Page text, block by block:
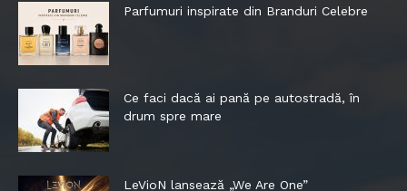
Parfumuri inspirate din Branduri Celebre
Ce faci dacă ai pană pe autostradă, în
drum spre mare
LeVioN lansează „We Are One”